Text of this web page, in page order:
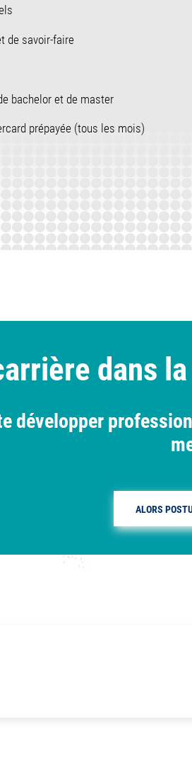
de savoir-faire
bachelor et de master
prépayée (tous les mois)
dans
développer
ALORS